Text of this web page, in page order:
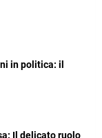
in politica: il
Il delicato ruolo